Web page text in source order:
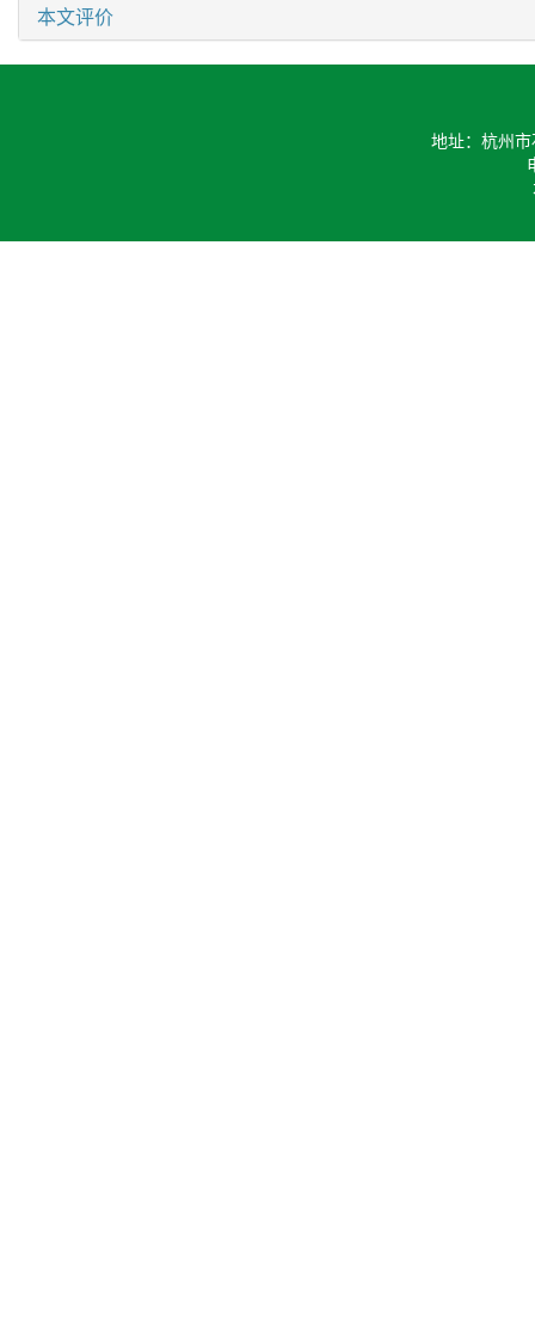
本文评价
地址：杭州